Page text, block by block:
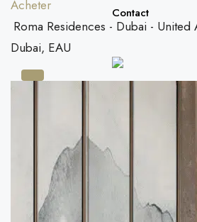
Contact
+971503095810
Acheter
Roma Residences - Dubai - United
Dubai, EAU